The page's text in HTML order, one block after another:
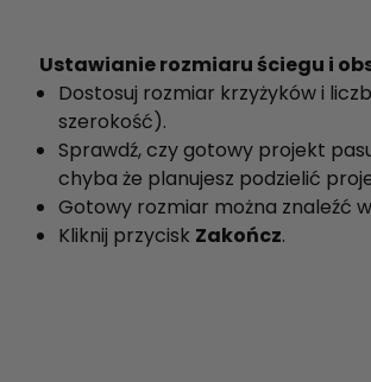
Ustawianie rozmiaru ściegu i
Dostosuj rozmiar krzyżyków i
szerokość).
Sprawdź, czy gotowy projekt
chyba że planujesz podzielić
Gotowy rozmiar można znaleźć
Kliknij przycisk Zakończ.